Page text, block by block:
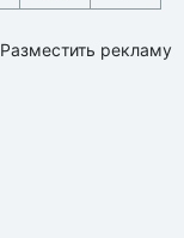
Разместить рекламу